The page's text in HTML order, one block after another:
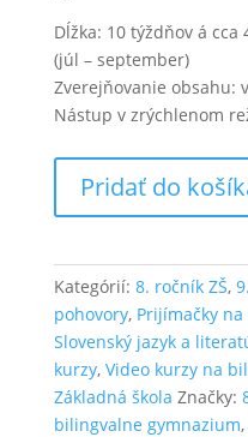
Dĺžka: 10 týždňov á cca
(júl – september)
Zverejňovanie obsahu:
Nástup v zrýchlenom
Letný
video
na
bilingválne
gymnázium
zo
slovenčiny
SJ8
Pridať do
Kategórií: 8. ročník ZŠ,
pohovory, Prijímačky
Slovenský jazyk a
kurzy, Video kurzy na
Základná škola Značky:
bilingvalne gymnazium,